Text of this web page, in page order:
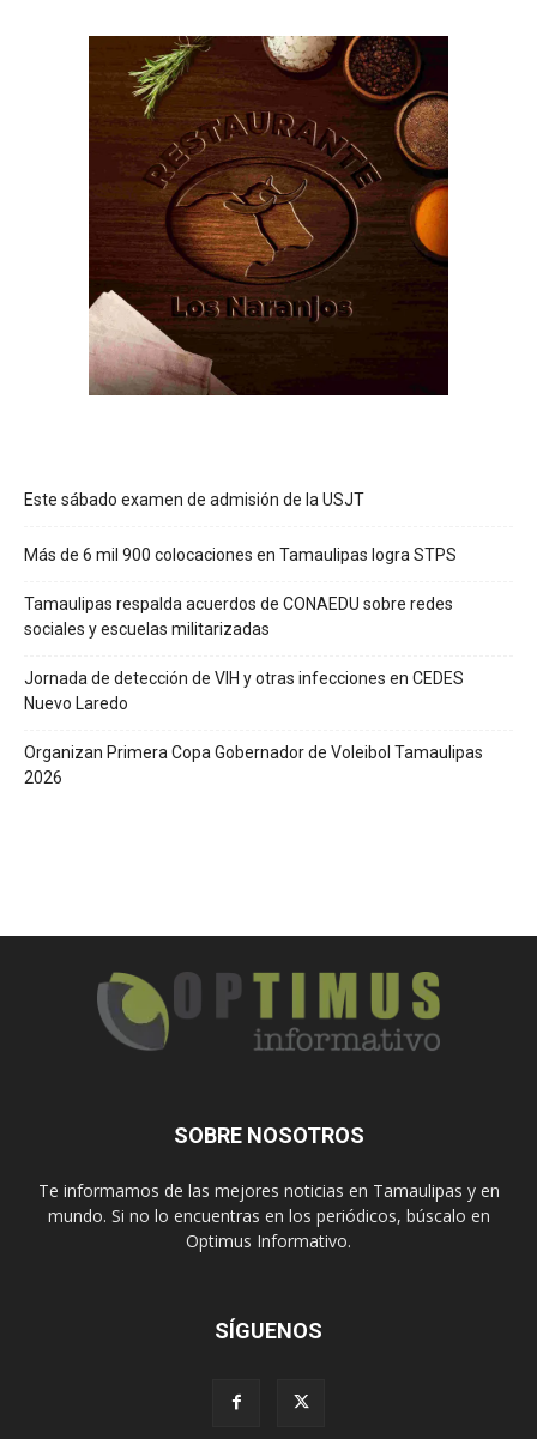
Este sábado examen de admisión de la USJT
Más de 6 mil 900 colocaciones en Tamaulipas logra STPS
Tamaulipas respalda acuerdos de CONAEDU sobre redes
sociales y escuelas militarizadas
Jornada de detección de VIH y otras infecciones en CEDES
Nuevo Laredo
Organizan Primera Copa Gobernador de Voleibol Tamaulipas
2026
SOBRE NOSOTROS
Te informamos de las mejores noticias en Tamaulipas y en
mundo. Si no lo encuentras en los periódicos, búscalo en
Optimus Informativo.
SÍGUENOS